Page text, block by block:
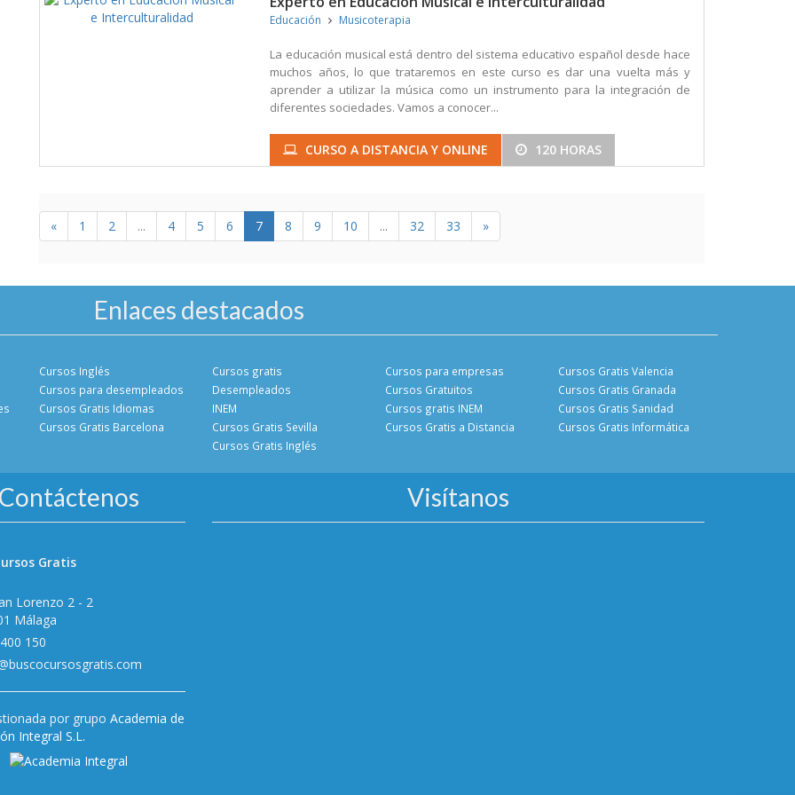
Educación Musicoterapia
La educación musical está dentro del sistema educativo español desde hace
muchos años, lo que trataremos en este curso es dar una vuelta más y
aprender a utilizar la música como un instrumento para la integración de
diferentes sociedades. Vamos a conocer...
CURSO A DISTANCIA Y ONLINE 120 HORAS
« 1 2 ... 4 5 6 7 8 9 10 ... 32 33 »
Enlaces destacados
Cursos Inglés
Cursos para desempleados
Cursos Gratis Idiomas
Cursos Gratis Barcelona
Cursos gratis
Desempleados
INEM
Cursos Gratis Sevilla
Cursos Gratis Inglés
Cursos para empresas
Cursos Gratuitos
Cursos gratis INEM
Cursos Gratis a Distancia
Cursos Gratis Valencia
Cursos Gratis Granada
Cursos Gratis Sanidad
Cursos Gratis Informática
Contáctenos
Gratis
Lorenzo 2 - 2
Málaga
150
por grupo Academia de
Integral S.L.
Visítanos